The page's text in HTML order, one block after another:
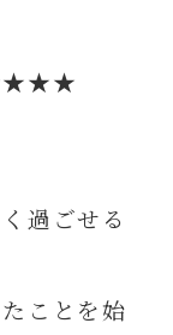
★★★★
過ごせる
ことを始